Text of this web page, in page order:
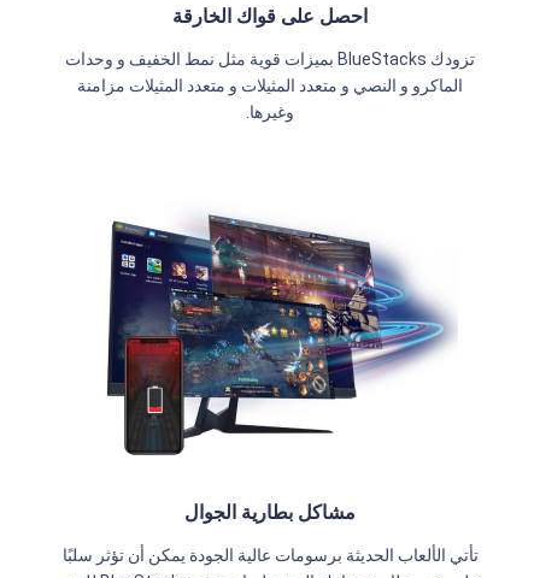
احصل على قواك الخارقة
تزودك BlueStacks بميزات قوية مثل نمط الخفيف و وحدات
الماكرو و النصي و متعدد المثيلات و متعدد المثيلات مزامنة
وغيرها.
مشاكل بطارية الجوال
تأتي الألعاب الحديثة برسومات عالية الجودة يمكن أن تؤثر سلبًا